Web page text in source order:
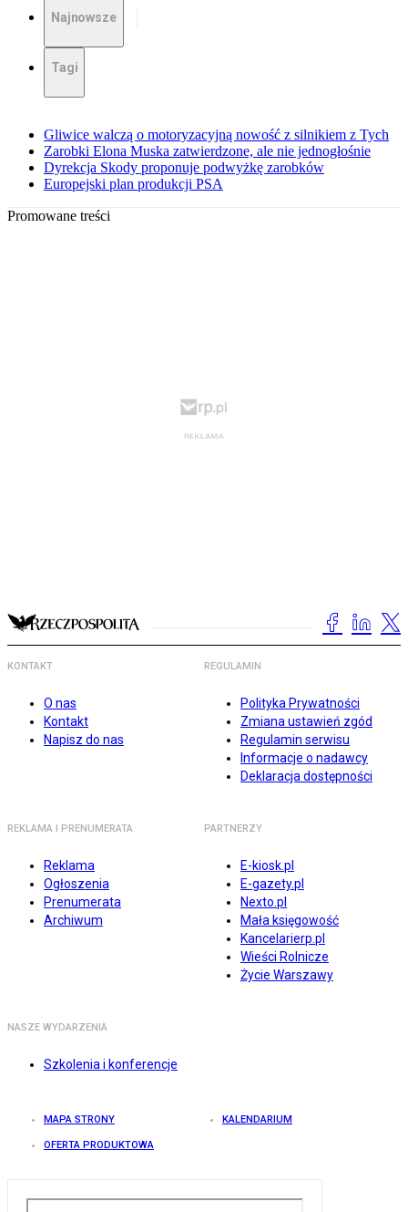
Najnowsze
Tagi
Gliwice walczą o motoryzacyjną nowość z silnikiem z Tych
Zarobki Elona Muska zatwierdzone, ale nie jednogłośnie
Dyrekcja Skody proponuje podwyżkę zarobków
Europejski plan produkcji PSA
Promowane treści
KONTAKT
O nas
Kontakt
Napisz do nas
REGULAMIN
Polityka Prywatności
Zmiana ustawień zgód
Regulamin serwisu
Informacje o nadawcy
Deklaracja dostępności
REKLAMA I PRENUMERATA
Reklama
Ogłoszenia
Prenumerata
Archiwum
PARTNERZY
E-kiosk.pl
E-gazety.pl
Nexto.pl
Mała księgowość
Kancelarierp.pl
Wieści Rolnicze
Życie Warszawy
NASZE WYDARZENIA
Szkolenia i konferencje
MAPA STRONY KALENDARIUM
OFERTA PRODUKTOWA